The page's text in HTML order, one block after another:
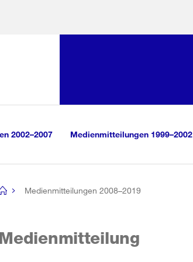
2002–2007 Medienmitteilungen 1999–2002
Medienmitteilungen 2008–2019